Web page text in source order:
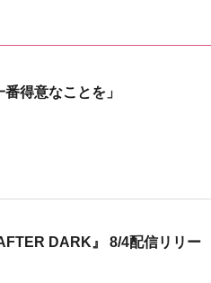
得意なことを」
DARK』 8/4配信リリー